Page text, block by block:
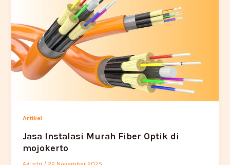
Artikel
Jasa Instalasi Murah Fiber Optik di
mojokerto